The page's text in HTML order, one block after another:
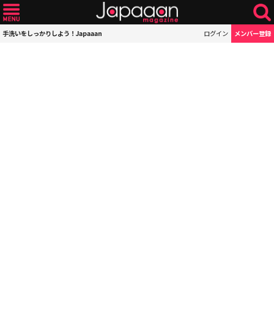
手洗いをしっかりしよう！Japaaan ログイン メンバー登録